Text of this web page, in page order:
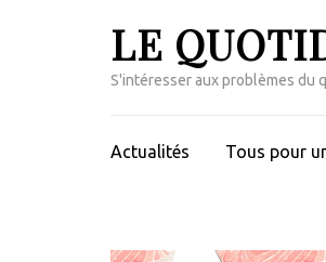
LE
S'intéresser aux problèmes du
Actualités Tous pour